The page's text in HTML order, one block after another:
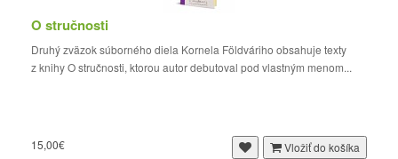
O stručnosti
Druhý zväzok súborného diela Kornela Földváriho obsahuje texty
z knihy O stručnosti, ktorou autor debutoval pod vlastným menom...
15,00€ Vložiť do košíka